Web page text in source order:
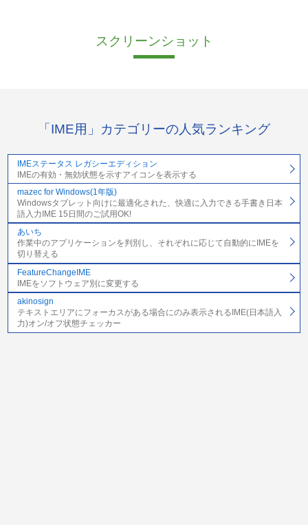
スクリーンショット
「IME用」カテゴリーの人気ランキング
IMEステータス レガシーエディション
IMEの有効・無効状態を示すアイコンを表示する
mazec for Windows(1年版)
Windowsタブレット向けに最適化された、快適に入力できる手書き日本
語入力IME 15日間のご試用OK!
あいち
作業中のアプリケーションを判別し、それぞれに応じて自動的にIMEを
切り替える
FeatureChangeIME
IMEをソフトウェア別に変更する
akinosign
テキストエリアにフォーカスがある場合にのみ表示されるIME(日本語入
力)オン/オフ状態チェッカー